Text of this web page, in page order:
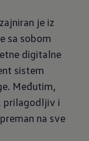
je iz
sa sobom
digitalne
sistem
Međutim,
prilagodljiv i
na sve